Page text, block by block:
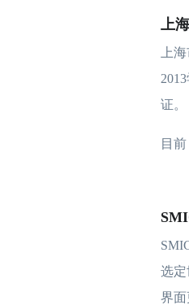
上
上
证。
目
选
界面